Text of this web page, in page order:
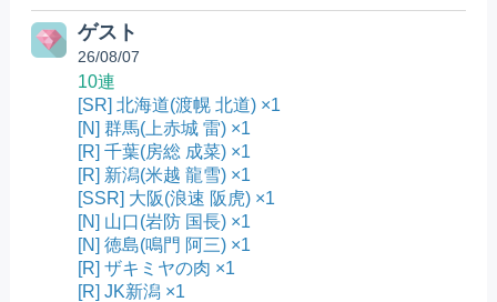
ゲスト
26/08/07
10連
[SR] 北海道(渡幌 北道) ×1
[N] 群馬(上赤城 雷) ×1
[R] 千葉(房総 成菜) ×1
[R] 新潟(米越 龍雪) ×1
[SSR] 大阪(浪速 阪虎) ×1
[N] 山口(岩防 国長) ×1
[N] 徳島(鳴門 阿三) ×1
[R] ザキミヤの肉 ×1
[R] JK新潟 ×1